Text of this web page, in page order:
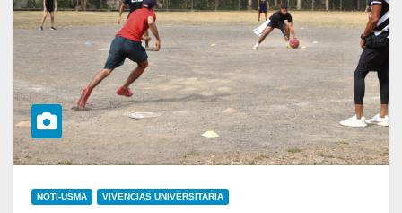
NOTI-USMA VIVENCIAS UNIVERSITARIA